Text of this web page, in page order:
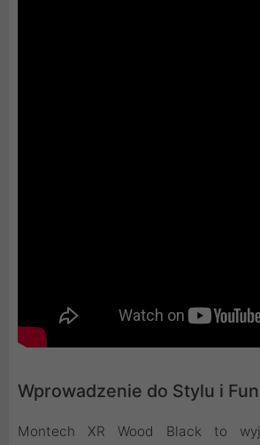
Wprowadzenie do Stylu i
Montech XR Wood Black to